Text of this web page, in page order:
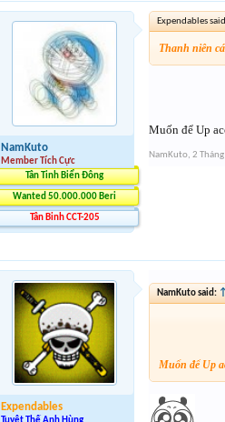
NamKuto
Member Tích Cực
Tân Tinh Biển Đông
Wanted 50.000.000 Beri
Tân Binh CCT-205
Expendables
Thanh niên
Muốn để Up
NamKuto, 2
Expendables
NamKuto said: ↑
Muốn để Up